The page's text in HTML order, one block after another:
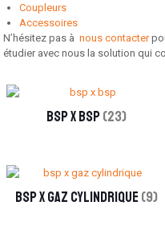
Coupleurs
Accessoires
N’hésitez pas ànous contacter
étudier avec nous la solution qui
bsp x bsp(23)
bsp x gaz cylindrique (9)